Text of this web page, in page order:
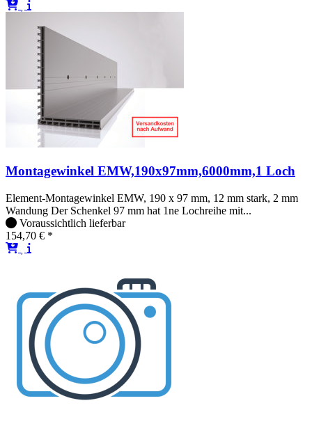
Montagewinkel EMW,190x97mm,6000mm,1 Loch
Element-Montagewinkel EMW, 190 x 97 mm, 12 mm stark, 2 mm
Wandung Der Schenkel 97 mm hat 1ne Lochreihe mit...
Voraussichtlich lieferbar
154,70 € *